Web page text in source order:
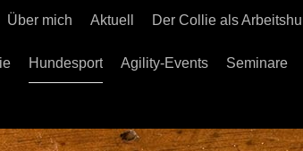
Über mich Aktuell Der Collie als
Hundesport Agility-Events Seminare